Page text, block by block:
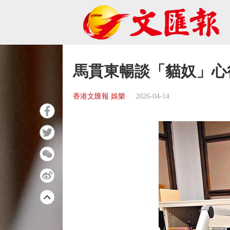
馬貫東暢談「貓奴」
香港文匯報 娛樂 2026-04-14